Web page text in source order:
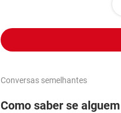
Conversas semelhantes
Como saber se